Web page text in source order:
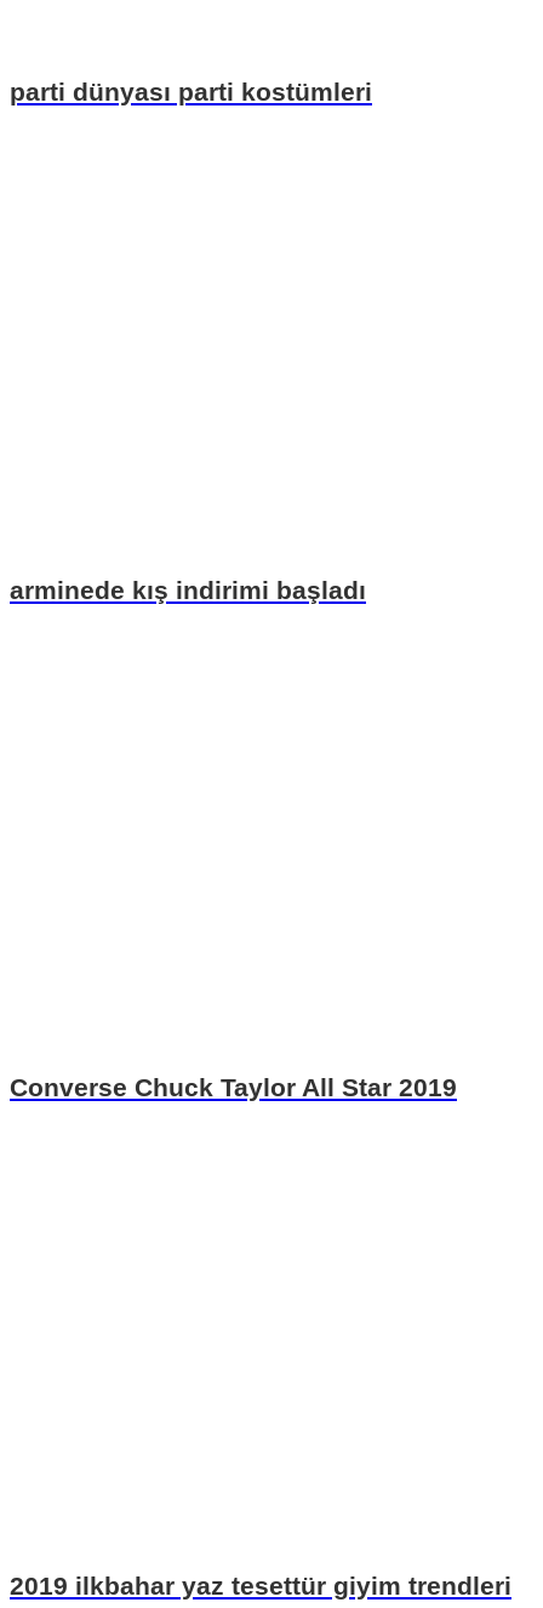
parti dünyası parti kostümleri
arminede kış indirimi başladı
Converse Chuck Taylor All Star 2019
2019 ilkbahar yaz tesettür giyim trendleri